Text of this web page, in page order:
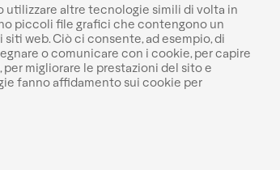
altre tecnologie simili di volta in
piccoli file grafici che contengono un
web. Ciò ci consente, ad esempio, di
o comunicare con i cookie, per capire
migliorare le prestazioni del sito e
fanno affidamento sui cookie per